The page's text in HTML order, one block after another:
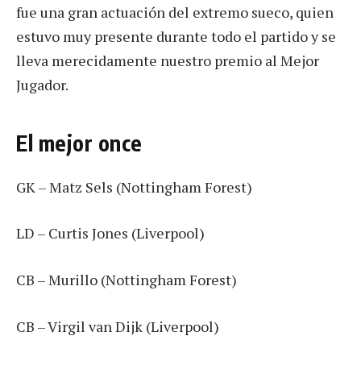
fue una gran actuación del extremo sueco, quien
estuvo muy presente durante todo el partido y se
lleva merecidamente nuestro premio al Mejor
Jugador.
El mejor once
GK – Matz Sels (Nottingham Forest)
LD – Curtis Jones (Liverpool)
CB – Murillo (Nottingham Forest)
CB – Virgil van Dijk (Liverpool)